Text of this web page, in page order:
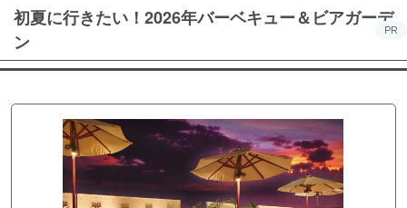
初夏に行きたい！2026年バーベキュー＆ビアガーデ
ン
PR